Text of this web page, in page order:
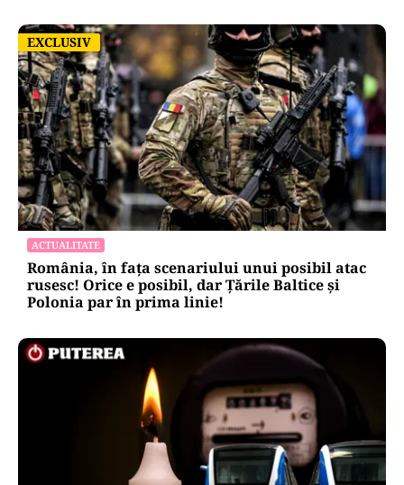
EXCLUSIV
EXCLUSIV
ACTUALITATE
România, în fața scenariului unui posibil atac
rusesc! Orice e posibil, dar Țările Baltice și
Polonia par în prima linie!